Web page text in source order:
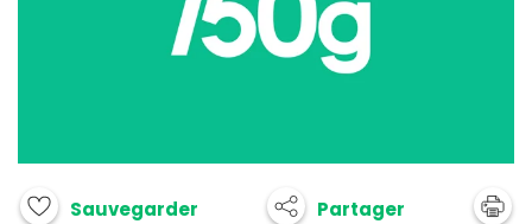
Sauvegarder Partager